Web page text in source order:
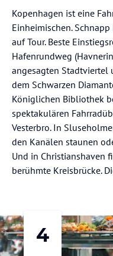
Kopenhagen ist eine
Einheimischen.
auf Tour. Beste
Hafenrundweg
angesagten Stadtviertel
dem Schwarzen
Königlichen Bibliothek
spektakulären
Vesterbro. In
den Kanälen staunen
Und in Christianshaven
berühmte Kreisbrücke.
4